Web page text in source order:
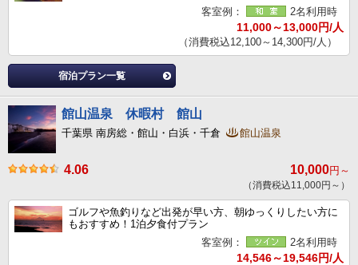
客室例：
2名利用時
11,000～13,000円/人
（消費税込12,100～14,300円/人）
宿泊プラン一覧
館山温泉 休暇村 館山
千葉県 南房総・館山・白浜・千倉 館山温泉
4.06 10,000円～
（消費税込11,000円～）
ゴルフや魚釣りなど出発が早い方、朝ゆっくりしたい方に
もおすすめ！1泊夕食付プラン
客室例：
2名利用時
14,546～19,546円/人